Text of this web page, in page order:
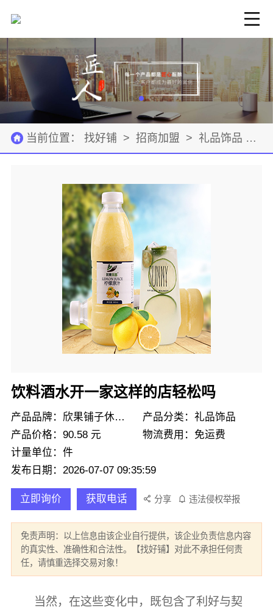
当前位置： 找好铺 > 招商加盟 > 礼品饰品 >
饮料酒水开一家这样的店轻松吗
产品品牌：欣果铺子休闲零食
产品分类：礼品饰品
产品价格：90.58 元
物流费用：免运费
计量单位：件
发布日期：2026-07-07 09:35:59
立即询价 获取电话 分享 违法侵权举报
免责声明：以上信息由该企业自行提供，该企业负责信息内容
的真实性、准确性和合法性。【找好铺】对此不承担任何责
任，请慎重选择交易对象！
当然，在这些变化中，既包含了利好与契